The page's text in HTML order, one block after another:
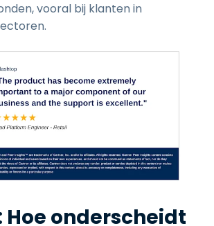
vooral bij klanten in
Hoe onderscheidt